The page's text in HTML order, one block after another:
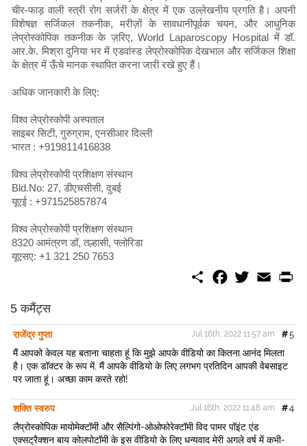
चीर-फाड़ वाली स्त्री रोग सर्जरी के क्षेत्र में एक उल्लेखनीय प्रगति है। अपनी
विशेषज्ञ सर्जिकल तकनीक, मरीज़ों के सावधानीपूर्वक चयन, और आधुनिक
लेप्रोस्कोपिक तकनीक के ज़रिए, World Laparoscopy Hospital में डॉ.
आर.के. मिश्रा दुनिया भर में एडवांस्ड लेप्रोस्कोपिक देखभाल और सर्जिकल शिक्षा
के क्षेत्र में ऊँचे मानक स्थापित करना जारी रखे हुए हैं।
अधिक जानकारी के लिए:
विश्व लेप्रोस्कोपी अस्पताल
साइबर सिटी, गुरुग्राम, एनसीआर दिल्ली
भारत : +919811416838
विश्व लेप्रोस्कोपी प्रशिक्षण संस्थान
Bld.No: 27, डीएचसीसी, दुबई
यूएई : +971525857874
विश्व लेप्रोस्कोपी प्रशिक्षण संस्थान
8320 आमंत्रण डॉ, तल्हासी, फ्लोरिडा
यूएसए: +1 321 250 7653
S
o
o
k
w
e
r
m
5 कमैंट्स
राजेंद्र गुप्ता #5
Jul 16th, 2022 11:57 am
मैं आपको केवल यह बताना चाहता हूं कि मुझे आपके वीडियो का कितना आनंद मिलता
है। एक डॉक्टर के रूप में, मैं आपके वीडियो के लिए लगभग प्रतिदिन आपकी वेबसाइट
पर जाता हूं। अच्छा काम करते रहो!
शक्ति स्वरुप #4
Jul 16th, 2022 11:48 am
लैप्रोस्कोपिक मायोमेक्टॉमी और सैल्पिंगो-ओओफोरेक्टॉमी विद पामर पॉइंट एंड
एक्सट्रैक्शन बाय कोलपोटॉमी के इस वीडियो के लिए धन्यवाद मेरी अगले वर्ष में कभी-